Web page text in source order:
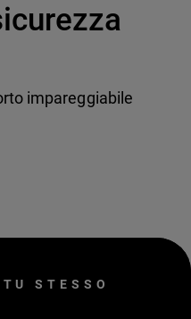
impareggiabile
STESSO